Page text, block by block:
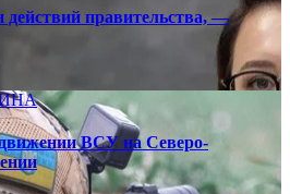
действий правительства, —
ВСУ на Северо-